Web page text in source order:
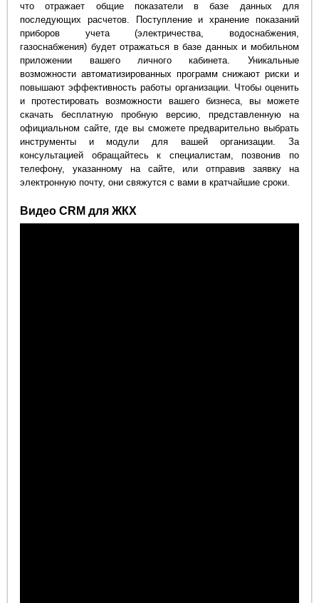
что отражает общие показатели в базе данных для
последующих расчетов. Поступление и хранение показаний
приборов учета (электричества, водоснабжения,
газоснабжения) будет отражаться в базе данных и мобильном
приложении вашего личного кабинета. Уникальные
возможности автоматизированных программ снижают риски и
повышают эффективность работы организации. Чтобы оценить
и протестировать возможности вашего бизнеса, вы можете
скачать бесплатную пробную версию, представленную на
официальном сайте, где вы сможете предварительно выбрать
инструменты и модули для вашей организации. За
консультацией обращайтесь к специалистам, позвонив по
телефону, указанному на сайте, или отправив заявку на
электронную почту, они свяжутся с вами в кратчайшие сроки.
Видео CRM для ЖКХ